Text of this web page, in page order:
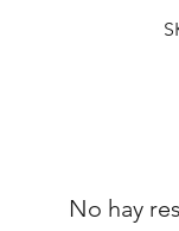
No hay